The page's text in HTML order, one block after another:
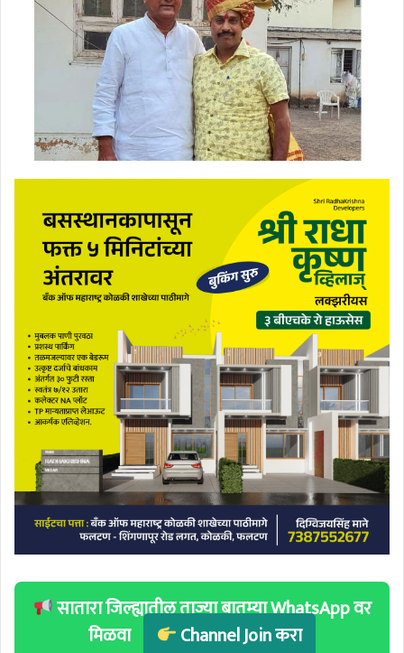
सातारा जिल्ह्यातील ताज्या बातम्या WhatsApp वर
मिळवा
Channel Join करा